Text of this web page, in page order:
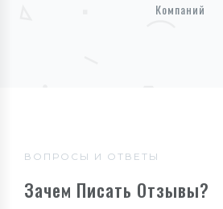
Компаний
ВОПРОСЫ И ОТВЕТЫ
Зачем Писать Отзывы?